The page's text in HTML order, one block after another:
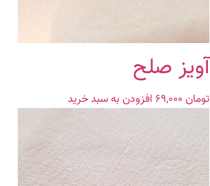
آویز صلح
تومان افزودن به سبد خرید